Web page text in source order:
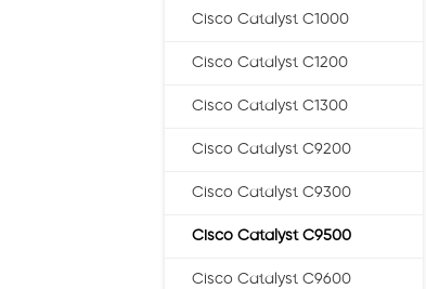
Cisco Catalyst C1000
Cisco Catalyst C1200
Cisco Catalyst C1300
Cisco Catalyst C9200
Cisco Catalyst C9300
Cisco Catalyst C9500
Cisco Catalyst C9600